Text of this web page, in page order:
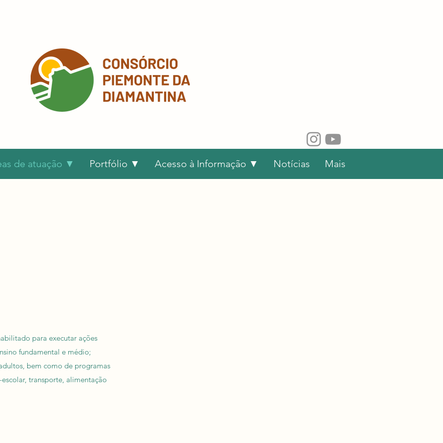
de atuação ▼ Portfólio ▼ Acesso à Informação ▼ Notícias Mais
para executar ações
fundamental e médio;
bem como de programas
transporte, alimentação